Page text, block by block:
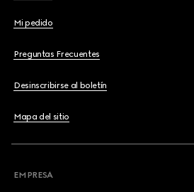
Mi pedido
Preguntas Frecuentes
Desinscribirse al boletín
Mapa del sitio
EMPRESA